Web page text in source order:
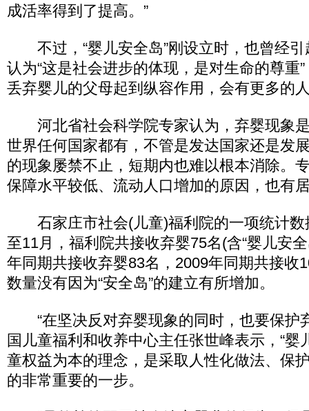
成活率得到了提高。”
不过，“婴儿安全岛”刚设立时，也曾经引
认为“这是社会进步的体现，是对生命的尊重
丢弃婴儿的父母起到纵容作用，会有更多的
河北省社会科学院专家认为，弃婴现象
世界任何国家都有，不管是发达国家还是发
的现象屡禁不止，短期内也难以根本消除。
保障水平较低、流动人口增加的原因，也有
石家庄市社会(儿童)福利院的一项统计数
至11月，福利院共接收弃婴75名(含“婴儿安
年同期共接收弃婴83名，2009年同期共接收
数量没有因为“安全岛”的建立有所增加。
“在坚决反对弃婴现象的同时，也要保护
国儿童福利和收养中心主任张世峰表示，“婴
童权益为本的理念，是采取人性化做法、保
的非常重要的一步。